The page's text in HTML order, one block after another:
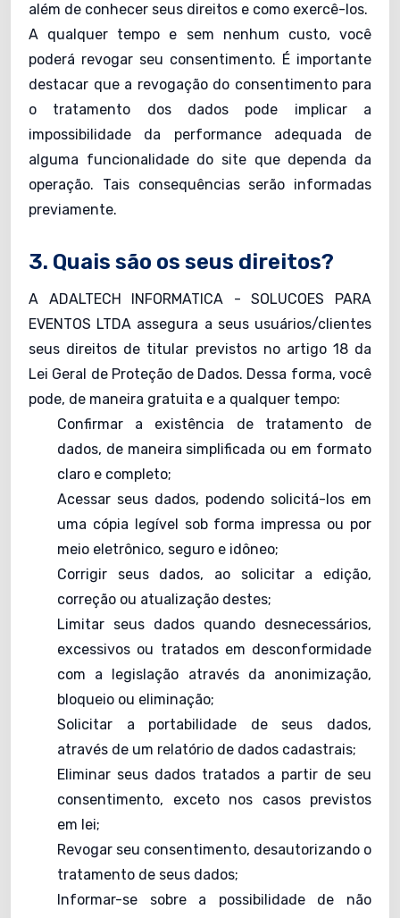
além de conhecer seus direitos e como exercê-los.
A qualquer tempo e sem nenhum custo, você
poderá revogar seu consentimento. É importante
destacar que a revogação do consentimento para
o tratamento dos dados pode implicar a
impossibilidade da performance adequada de
alguma funcionalidade do site que dependa da
operação. Tais consequências serão informadas
previamente.
3. Quais são os seus direitos?
A ADALTECH INFORMATICA - SOLUCOES PARA
EVENTOS LTDA assegura a seus usuários/clientes
seus direitos de titular previstos no artigo 18 da
Lei Geral de Proteção de Dados. Dessa forma, você
pode, de maneira gratuita e a qualquer tempo:
Confirmar a existência de tratamento de
dados, de maneira simplificada ou em formato
claro e completo;
Acessar seus dados, podendo solicitá-los em
uma cópia legível sob forma impressa ou por
meio eletrônico, seguro e idôneo;
Corrigir seus dados, ao solicitar a edição,
correção ou atualização destes;
Limitar seus dados quando desnecessários,
excessivos ou tratados em desconformidade
com a legislação através da anonimização,
bloqueio ou eliminação;
Solicitar a portabilidade de seus dados,
através de um relatório de dados cadastrais;
Eliminar seus dados tratados a partir de seu
consentimento, exceto nos casos previstos
em lei;
Revogar seu consentimento, desautorizando o
tratamento de seus dados;
Informar-se sobre a possibilidade de não